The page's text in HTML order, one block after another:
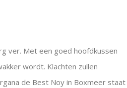
ver. Met een goed hoofdkussen
wordt. Klachten zullen
de Best Noy in Boxmeer staat